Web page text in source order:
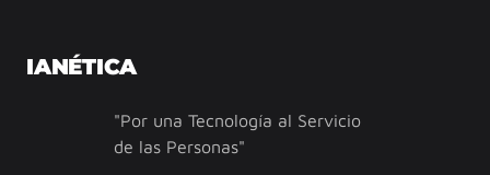
IANÉTICA
"Por una Tecnología al Servicio
de las Personas"